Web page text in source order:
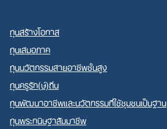
ทุนสร้างโอกาส
ทุนเสมอภาค
ทุนนวัตกรรมสายอาชีพชั้นสูง
ทุนครูรัก(ษ์)ถิ่น
ทุนพัฒนาอาชีพและนวัตกรรมที่ใช้ชุมชนเป็นฐาน
ทุนพระกนิษฐาสัมมาชีพ